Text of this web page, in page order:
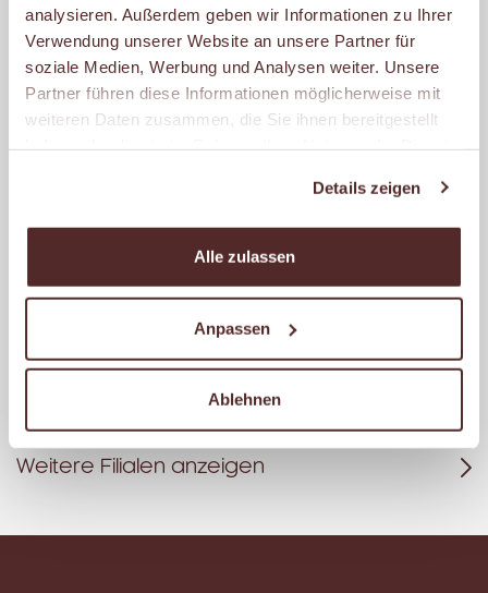
analysieren. Außerdem geben wir Informationen zu Ihrer
Verwendung unserer Website an unsere Partner für
soziale Medien, Werbung und Analysen weiter. Unsere
Partner führen diese Informationen möglicherweise mit
weiteren Daten zusammen, die Sie ihnen bereitgestellt
Details zeigen
Alle zulassen
Anpassen
Ablehnen
FREESTANDER
Köln-Berliner-Str. 17
44287 Dortmund
Geöffnet
– schließt um 14:00 Uhr.
MALZERS BACKSTUBE IM
EDEKA MEIERJOHANN
Kirchstr. 2
Geöffnet
Weitere Filialen anzeigen